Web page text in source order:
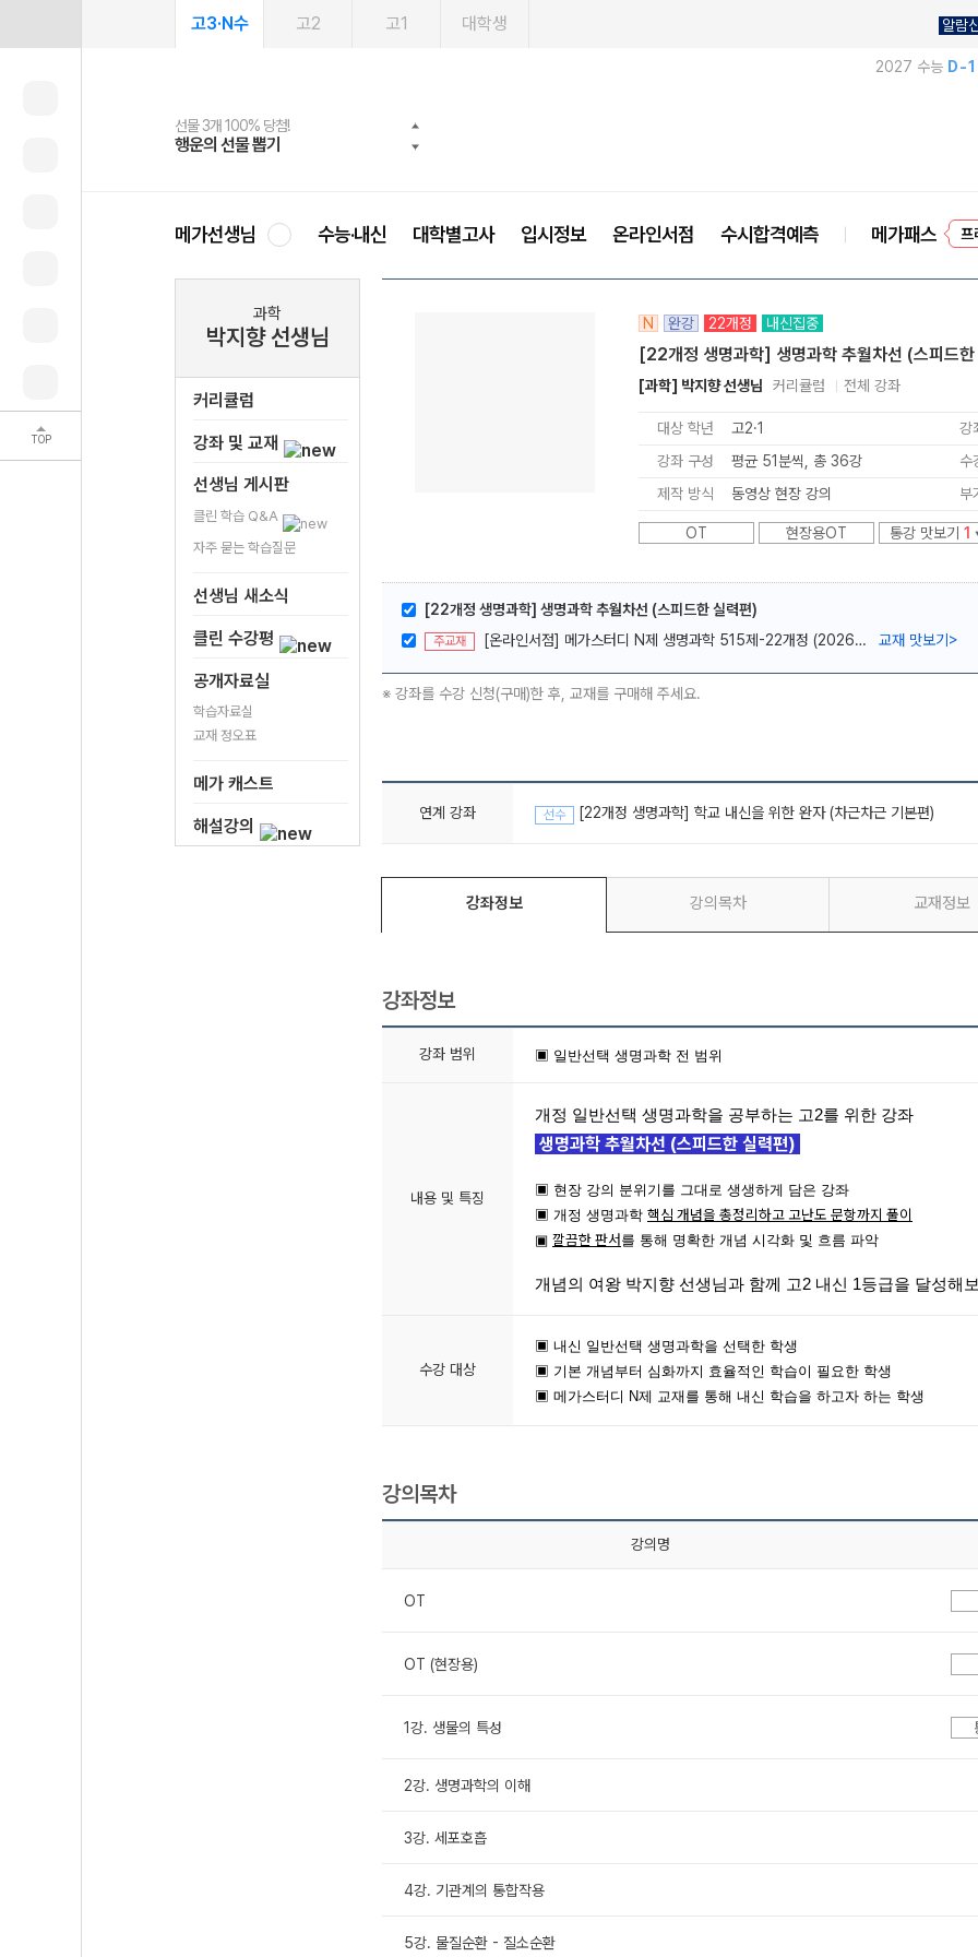
TOP
고3·N수 고2 고1 대학생 알람
2027 수능 D-
선물 3개 100% 당첨!
행운의 선물 뽑기
선물 100% 증정!
메가스터디 X 올리브
여름방학 스터디 캐시백
메가런 썸머스쿨
2027 러셀 단과
강사 공개선발
스마트러닝앱
설문 EVENT
메가패스
3일 무료 체험권
메가패스 수강생 무료혜택!
메가클럽 멤버십
사회공헌 캠페인
희망이룸 메가나눔
메가선생님 수능·내신 대학별고사 입시정보 온라인서점 수시합격예측 메가패스
과학
박지향 선생님
커리큘럼
강좌 및 교재
선생님 게시판
클린 학습 Q&A
자주 묻는 학습질문
선생님 새소식
클린 수강평
공개자료실
학습자료실
교재 정오표
메가 캐스트
해설강의
N 완강 22개정 내신집중
[22개정 생명과학] 생명과학 추월차선 (스피드
[과학] 박지향 선생님 커리큘럼 전체 강좌
대상 학년 고2·1
강
강좌 구성
평균 51분씩, 총 36강
수
제작 방식
동영상 현장 강의 부
OT 현장용OT 통강 맛보기 1
[22개정 생명과학] 생명과학 추월차선 (스피드한 실력편)
주교재 [온라인서점] 메가스터디 N제 생명과학 515제-22개정 (2026년) 교재 맛보기 >
※ 강좌를 수강 신청(구매)한 후, 교재를 구매해 주세요.
연계 강좌 선수 [22개정 생명과학] 학교 내신을 위한 완자 (차근차근 기본편)
강좌정보 강의목차 교재정보
강좌정보
강좌 범위 ▣ 일반선택 생명과학 전 범위
내용 및 특징
개정 일반선택 생명과학을 공부하는 고2를 위한 강좌
생명과학 추월차선 (스피드한 실력편)
▣ 현장 강의 분위기를 그대로 생생하게 담은 강좌
▣ 개정 생명과학 핵심 개념을 총정리하고 고난도 문항까지 풀이
▣ 깔끔한 판서를 통해 명확한 개념 시각화 및 흐름 파악
개념의 여왕 박지향 선생님과 함께 고2 내신 1등급을 달성해
수강 대상
▣ 내신 일반선택 생명과학을 선택한 학생
▣ 기본 개념부터 심화까지 효율적인 학습이 필요한 학생
▣ 메가스터디 N제 교재를 통해 내신 학습을 하고자 하는 학생
강의목차
강의명
OT
OT (현장용)
1강. 생물의 특성
2강. 생명과학의 이해
3강. 세포호흡
4강. 기관계의 통합작용
5강. 물질순환 - 질소순환